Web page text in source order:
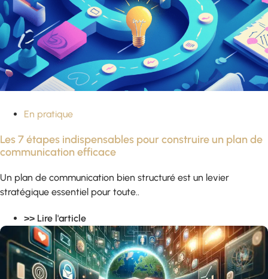
En pratique
Les 7 étapes indispensables pour construire un plan de
communication efficace
Un plan de communication bien structuré est un levier
stratégique essentiel pour toute..
>> Lire l'article